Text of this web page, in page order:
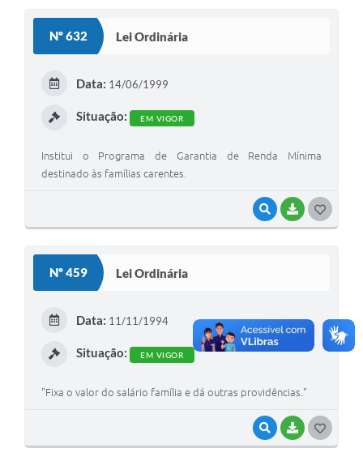
Nº 632 Lei Ordinária
VISUALIZAR
BAIXAR
I
Data: 14/06/1999
Situação: EM VIGOR
Institui o Programa de Garantia de Renda Mínima
destinado às famílias carentes.
Nº 459 Lei Ordinária
VISUALIZAR
BAIXAR
Data: 11/11/1994
Situação: EM VIGOR
"Fixa o valor do salário família e dá outras providências."